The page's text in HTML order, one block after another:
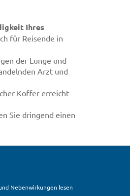
Ihres
für Reisende in
der Lunge und
Arzt und
Koffer erreicht
Sie dringend einen
Nebenwirkungen lesen